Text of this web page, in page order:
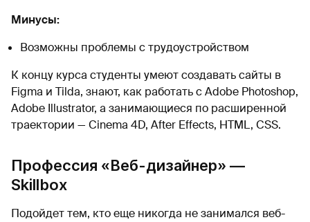
Минусы:
Возможны проблемы с трудоустройством
К концу курса студенты умеют создавать сайты в
Figma и Tilda, знают, как работать с Adobe Photoshop,
Adobe Illustrator, а занимающиеся по расширенной
траектории — Cinema 4D, After Effects, HTML, CSS.
Профессия «Веб-дизайнер» —
Skillbox
Подойдет тем, кто еще никогда не занимался веб-